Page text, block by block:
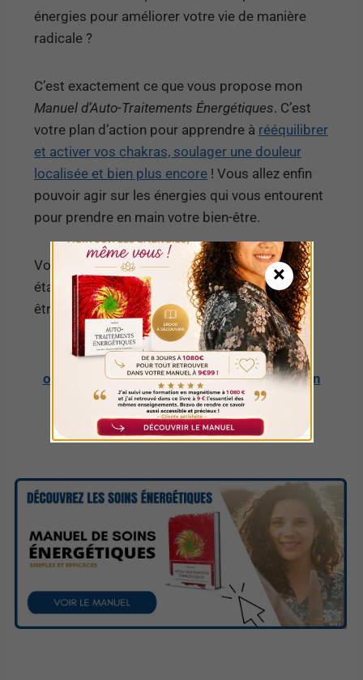
énergies pour améliorer votre vie de manière
radicale ?
C’est exactement ce que vous propose mon
Manuel d’Auto-Traitements Énergétiques. C’est
votre plan d’action pour apprendre à rééquilibrer
et activer vos chakras, soulager une douleur
localisée et bien plus encore ! Vous allez enfin
pouvoir agir sur les énergies qui vous entourent
pour prendre en main votre bien-être.
Vous n’avez plus à rester passif/ve. Chaque
étape du manuel vous rapprochera d’un bien-
être plus profond et durable.
Cliquez ici pour en savoir plus sur cet
ouvrage et commencer votre transformation
personnelle.
×